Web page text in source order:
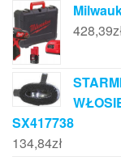
428,39
SX417738
134,84zł